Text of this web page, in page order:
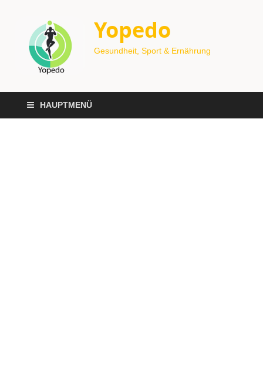
Yopedo
Gesundheit, Sport & Ernährung
HAUPTMENÜ